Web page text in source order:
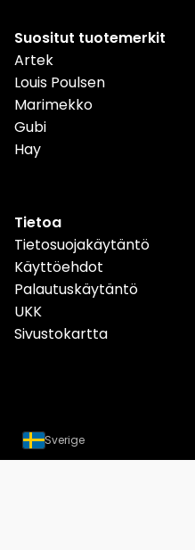
Suositut tuotemerkit
Artek
Louis Poulsen
Marimekko
Gubi
Hay
Tietoa
Tietosuojakäytäntö
Käyttöehdot
Palautuskäytäntö
UKK
Sivustokartta
Sverige